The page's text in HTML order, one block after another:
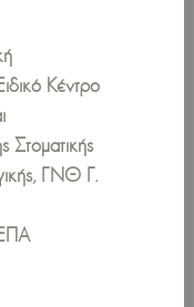
Κέντρο
Στοματικής
ΓΝΘ Γ.